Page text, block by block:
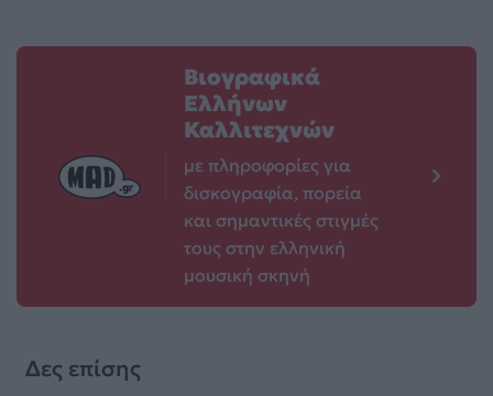
Βιογραφικά
Ελλήνων
Καλλιτεχνών
με πληροφορίες για
δισκογραφία, πορεία
και σημαντικές στιγμές
τους στην ελληνική
μουσική σκηνή
Δες επίσης